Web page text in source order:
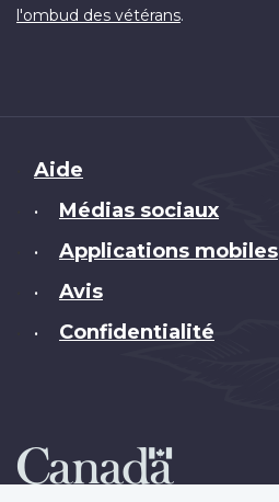
l'ombud des vétérans.
Brand
Aide
• Médias sociaux
• Applications mobiles
• Avis
• Confidentialité